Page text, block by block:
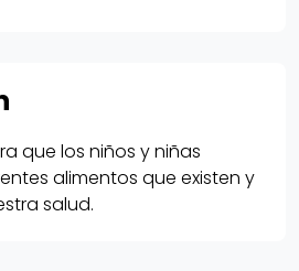
que los niños y niñas
alimentos que existen y
salud.